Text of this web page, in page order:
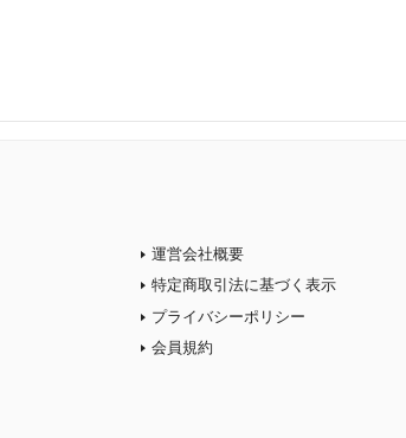
運営会社概要
特定商取引法に基づく表示
プライバシーポリシー
会員規約